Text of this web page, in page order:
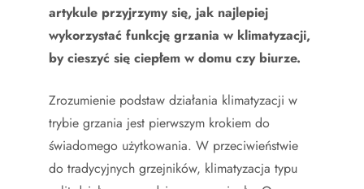
artykule przyjrzymy się, jak najlepiej
wykorzystać funkcję grzania w klimatyzacji,
by cieszyć się ciepłem w domu czy biurze.
Zrozumienie podstaw działania klimatyzacji w
trybie grzania jest pierwszym krokiem do
świadomego użytkowania. W przeciwieństwie
do tradycyjnych grzejników, klimatyzacja typu